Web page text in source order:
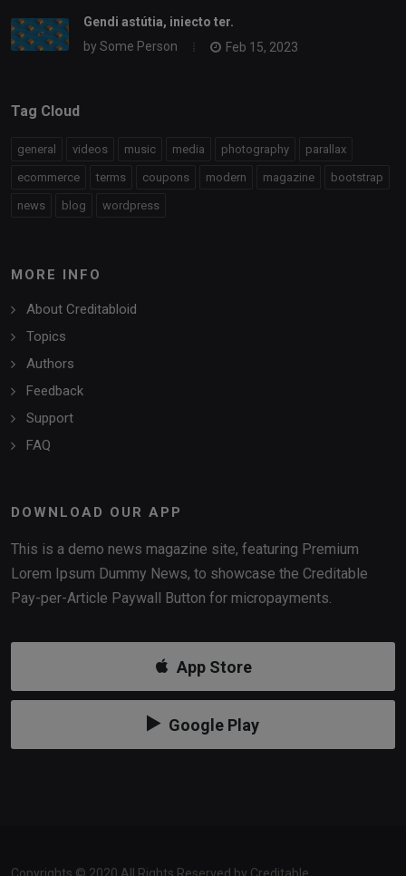
Gendi astútia, iniecto ter.
by Some Person Feb 15, 2023
Tag Cloud
general videos music media photography parallax
ecommerce terms coupons modern magazine bootstrap
news blog wordpress
MORE INFO
About Creditabloid
Topics
Authors
Feedback
Support
FAQ
DOWNLOAD OUR APP
This is a demo news magazine site, featuring Premium
Lorem Ipsum Dummy News, to showcase the Creditable
Pay-per-Article Paywall Button for micropayments.
App Store
Google Play
Copyrights © 2020 All Rights Reserved by Creditable.